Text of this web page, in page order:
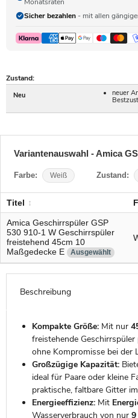
Sicher bezahlen - mit allen
Zustand:
Neu
neuer
Variantenauswahl - Amica
Farbe: Weiß Zustand:
Titel
Amica Geschirrspüler GSP
530 910-1 W Geschirrspüler
freistehend 45cm 10
Maßgedecke E
Ausgewählt
Beschreibung
Kompakte Größe:Mit nur
freistehende
ohne Kompromisse bei der
Großzügige Kapazität:
ideal für Paare oder kleine
praktische, faltbare Gitter
Energieeffizienz:Mit
Wasserverbrauch von nur